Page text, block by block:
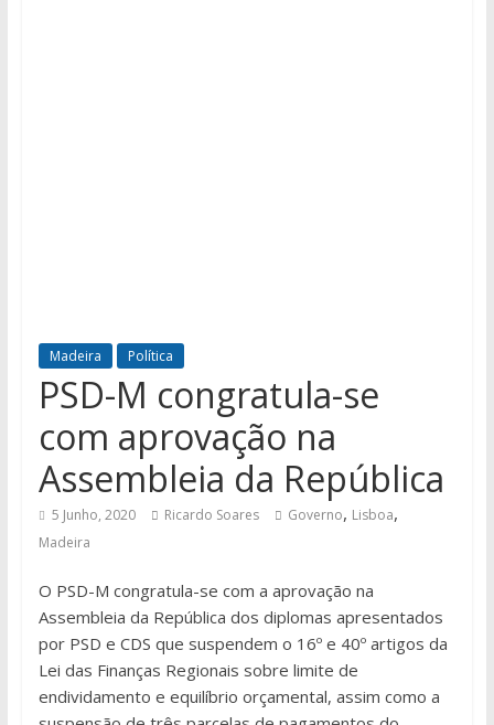
Madeira Política
PSD-M congratula-se
com aprovação na
Assembleia da República
5 Junho, 2020 Ricardo Soares Governo, Lisboa,
Madeira
O PSD-M congratula-se com a aprovação na
Assembleia da República dos diplomas apresentados
por PSD e CDS que suspendem o 16º e 40º artigos da
Lei das Finanças Regionais sobre limite de
endividamento e equilíbrio orçamental, assim como a